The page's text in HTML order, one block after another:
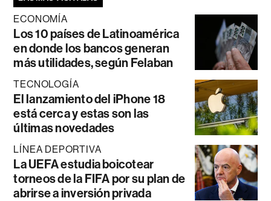
ECONOMÍA
Los 10 países de Latinoamérica
en donde los bancos generan
más utilidades, según Felaban
TECNOLOGÍA
El lanzamiento del iPhone 18
está cerca y estas son las
últimas novedades
LÍNEA DEPORTIVA
La UEFA estudia boicotear
torneos de la FIFA por su plan de
abrirse a inversión privada